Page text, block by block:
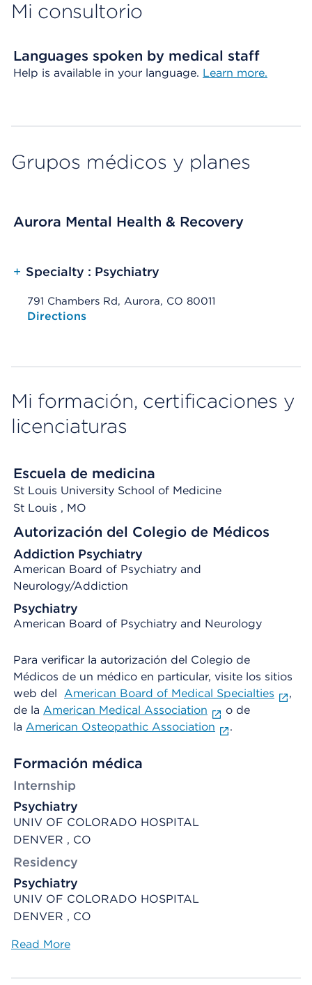
Mi consultorio
Languages spoken by medical staff
Help is available in your language. Learn more.
Grupos médicos y planes
Aurora Mental Health & Recovery
+ Specialty : Psychiatry
791 Chambers Rd, Aurora, CO 80011
Opens native map application on mobile devices
Directions
Mi formación, certificaciones y
licenciaturas
Escuela de medicina
St Louis University School of Medicine
St Louis , MO
Autorización del Colegio de Médicos
Addiction Psychiatry
American Board of Psychiatry and
Neurology/Addiction
Psychiatry
American Board of Psychiatry and Neurology
Para verificar la autorización del Colegio de
Médicos de un médico en particular, visite los sitios
web del American Board of Medical Specialties
,
de la American Medical Association
o de
la American Osteopathic Association .
Formación médica
Internship
Psychiatry
UNIV OF COLORADO HOSPITAL
DENVER , CO
Residency
Psychiatry
UNIV OF COLORADO HOSPITAL
DENVER , CO
Read More